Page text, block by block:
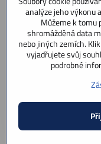
analýze jeho výkonu
Můžeme k tomu
shromážděná data
nebo jiných zemích.
vyjadřujete svůj
podrobné